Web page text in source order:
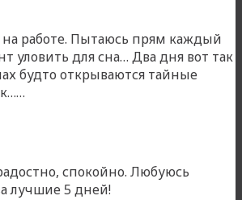
работе. Пытаюсь прям каждый
уловить для сна… Два дня вот так
будто открываются тайные
спокойно. Любуюсь
лучшие 5 дней!